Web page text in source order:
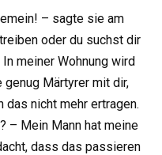
– sagte sie am
oder du suchst dir
meiner Wohnung wird
Märtyrer mit dir,
das nicht mehr ertragen.
– Mein Mann hat meine
dass das passieren